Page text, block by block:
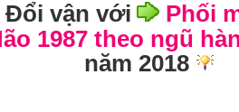
Đổi vận với
Phối
1987 theo ngũ
năm 2018